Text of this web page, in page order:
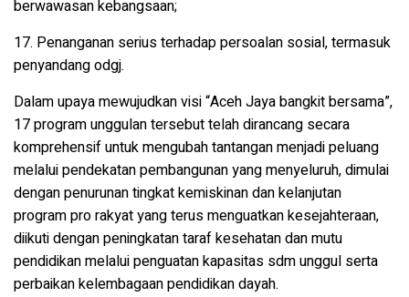
berwawasan kebangsaan;
17. Penanganan serius terhadap persoalan sosial, termasuk
penyandang odgj.
Dalam upaya mewujudkan visi “Aceh Jaya bangkit bersama”,
17 program unggulan tersebut telah dirancang secara
komprehensif untuk mengubah tantangan menjadi peluang
melalui pendekatan pembangunan yang menyeluruh, dimulai
dengan penurunan tingkat kemiskinan dan kelanjutan
program pro rakyat yang terus menguatkan kesejahteraan,
diikuti dengan peningkatan taraf kesehatan dan mutu
pendidikan melalui penguatan kapasitas sdm unggul serta
perbaikan kelembagaan pendidikan dayah.